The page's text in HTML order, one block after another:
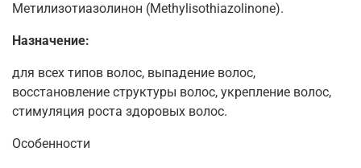
Метилизотиазолинон (Methylisothiazolinone).
Назначение:
для всех типов волос, выпадение волос,
восстановление структуры волос, укрепление волос,
стимуляция роста здоровых волос.
Особенности